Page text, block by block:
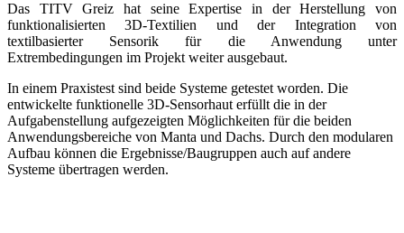
Das TITV Greiz hat seine Expertise in der Herstellung von
funktionalisierten 3D-Textilien und der Integration von
textilbasierter Sensorik für die Anwendung unter
Extrembedingungen im Projekt weiter ausgebaut.
In einem Praxistest sind beide Systeme getestet worden. Die
entwickelte funktionelle 3D-Sensorhaut erfüllt die in der
Aufgabenstellung aufgezeigten Möglichkeiten für die beiden
Anwendungsbereiche von Manta und Dachs. Durch den modularen
Aufbau können die Ergebnisse/Baugruppen auch auf andere
Systeme übertragen werden.